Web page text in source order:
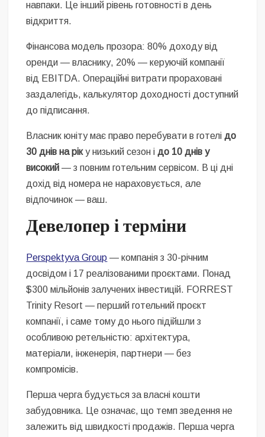
навпаки. Це інший рівень готовності в день
відкриття.
Фінансова модель прозора: 80% доходу від
оренди — власнику, 20% — керуючій компанії
від EBITDA. Операційні витрати прораховані
заздалегідь, калькулятор доходності доступний
до підписання.
Власник юніту має право перебувати в готелідо
30 днів на ріку низький сезон ідо 10 днів у
високий — з повним готельним сервісом. В ці дні
дохід від номера не нараховується, але
відпочинок — ваш.
Девелопер і терміни
Perspektyva Group — компанія з 30-річним
досвідом і 17 реалізованими проєктами. Понад
$300 мільйонів залучених інвестицій. FORREST
Trinity Resort — перший готельний проєкт
компанії, і саме тому до нього підійшли з
особливою ретельністю: архітектура,
матеріали, інженерія, партнери — без
компромісів.
Перша черга будується за власні кошти
забудовника. Це означає, що темп зведення не
залежить від швидкості продажів. Перша черга